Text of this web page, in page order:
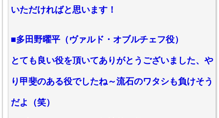
いただければと思います！
■多田野曜平（ヴァルド・オブルチェフ役）
とても良い役を頂いてありがとうございました、や
り甲斐のある役でしたね～流石のワタシも負けそう
だよ（笑）